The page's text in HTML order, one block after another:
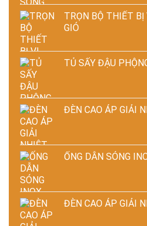
TRỌN BỘ THIẾT BỊ
GIÓ
TỦ SẤY ĐẬU
ĐÈN CAO ÁP GIẢI
ỐNG DẪN SÓNG
ĐÈN CAO ÁP GIẢI